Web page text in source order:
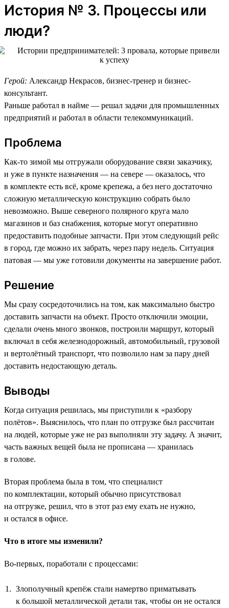
История № 3. Процессы или
люди?
Герой: Александр Некрасов, бизнес-тренер и бизнес-
консультант.
Раньше работал в найме — решал задачи для промышленных
предприятий и работал в области телекоммуникаций.
Проблема
Как-то зимой мы отгружали оборудование связи заказчику,
и уже в пункте назначения — на севере — оказалось, что
в комплекте есть всё, кроме крепежа, а без него достаточно
сложную металлическую конструкцию собрать было
невозможно. Выше северного полярного круга мало
магазинов и баз снабжения, которые могут оперативно
предоставить подобные запчасти. При этом следующий рейс
в город, где можно их забрать, через пару недель. Ситуация
патовая — мы уже готовили документы на завершение работ.
Решение
Мы сразу сосредоточились на том, как максимально быстро
доставить запчасти на объект. Просто отключили эмоции,
сделали очень много звонков, построили маршрут, который
включал в себя железнодорожный, автомобильный, грузовой
и вертолётный транспорт, что позволило нам за пару дней
доставить недостающую деталь.
Выводы
Когда ситуация решилась, мы приступили к «разбору
полётов». Выяснилось, что план по отгрузке был рассчитан
на людей, которые уже не раз выполняли эту задачу. А значит,
часть важных вещей была не прописана — хранилась
в голове.
Вторая проблема была в том, что специалист
по комплектации, который обычно присутствовал
на отгрузке, решил, что в этот раз ему ехать не нужно,
и остался в офисе.
Что в итоге мы изменили?
Во-первых, поработали с процессами:
Злополучный крепёж стали намертво приматывать
к большой металлической детали так, чтобы он не остался